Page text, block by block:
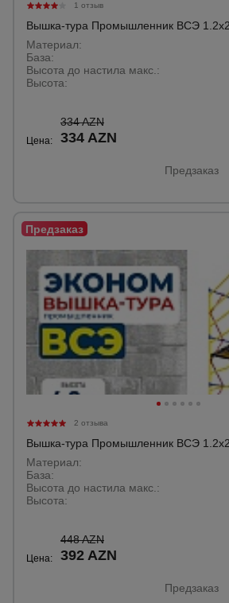
1 отзыв
Вышка-тура Промышленник ВСЭ
Материал:
База:
Высота до настила макс.:
Высота:
Цена:
334 AZN
334 AZN
Предзаказ
2 отзыва
Вышка-тура Промышленник ВСЭ
Материал:
База:
Высота до настила макс.:
Высота:
Цена:
448 AZN
392 AZN
Предзаказ